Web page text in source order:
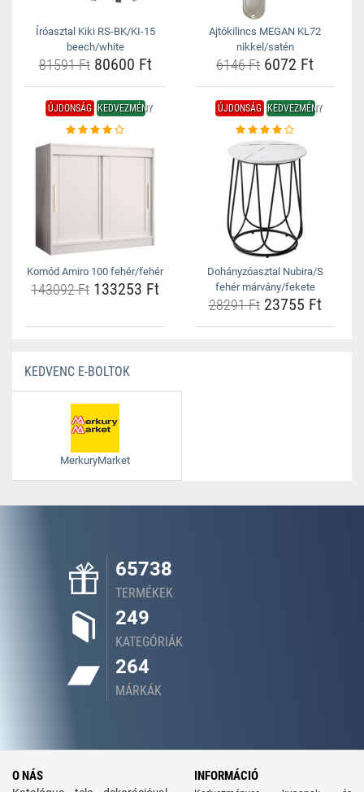
Íróasztal Kiki RS-BK/KI-15
beech/white
81591 Ft80600 Ft
Ajtókilincs MEGAN KL72
nikkel/satén
6146 Ft 6072 Ft
ÚJDONSÁG KEDVEZMÉNY
Komód Amiro 100 fehér/fehér
143092 Ft 133253 Ft
ÚJDONSÁG KEDVEZMÉNY
Dohányzóasztal Nubira/S
fehér márvány/fekete
28291 Ft23755 Ft
KEDVENC E-BOLTOK
MerkuryMarket
65738
TERMÉKEK
249
KATEGÓRIÁK
264
MÁRKÁK
O NÁS INFORMÁCIÓ